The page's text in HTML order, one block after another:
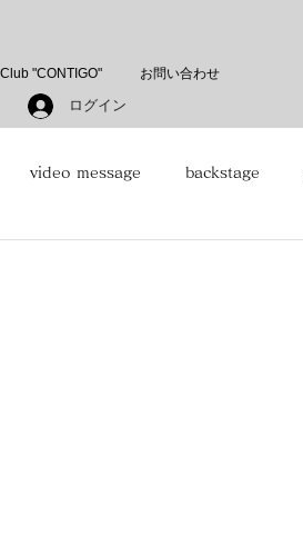
ログイン
"CONTIGO" お問い合わせ
video message backstage